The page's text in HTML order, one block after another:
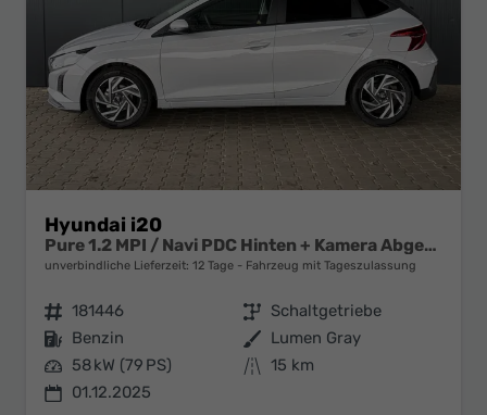
Hyundai i20
Pure 1.2 MPI / Navi PDC Hinten + Kamera Abgedunkelte Scheiben Tempomat Alu 16"
unverbindliche Lieferzeit: 12 Tage Fahrzeug mit Tageszulassung
Fahrzeugnr. 181446 Getriebe Schaltgetriebe
Kraftstoff Benzin Außenfarbe Lumen Gray
Leistung 58 kW (79 PS) Kilometerstand 15 km
01.12.2025